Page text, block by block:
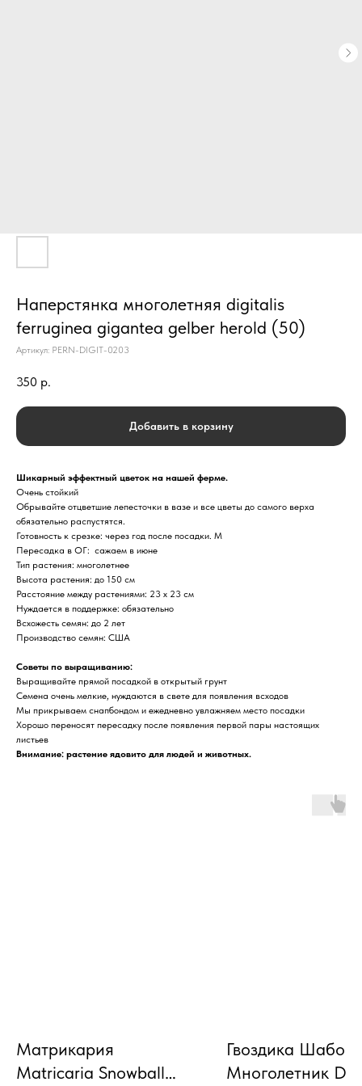
Наперстянка многолетняя digitalis
ferruginea gigantea gelber herold (50)
Артикул: PERN-DIGIT-0203
350 р.
Добавить в корзину
Шикарный эффектный цветок на нашей ферме.
Очень стойкий
Обрывайте отцветшие лепесточки в вазе и все цветы до самого верха
обязательно распустятся.
Готовность к срезке: через год после посадки. М
Пересадка в ОГ: сажаем в июне
Тип растения: многолетнее
Высота растения: до 150 см
Расстояние между растениями: 23 х 23 см
Нуждается в поддержке: обязательно
Всхожесть семян: до 2 лет
Производство семян: США
Советы по выращиванию:
Выращивайте прямой посадкой в открытый грунт
Семена очень мелкие, нуждаются в свете для появления всходов
Мы прикрываем снапбондом и ежедневно увлажняем место посадки
Хорошо переносят пересадку после появления первой пары настоящих
листьев
Внимание: растение ядовито для людей и животных.
Матрикария
Matricaria Snowball
Гвоздика Шабо
Многолетник